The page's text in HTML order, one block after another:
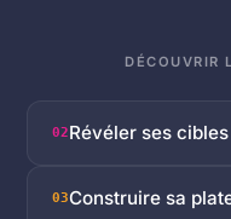
DÉCOUVRIR
02Révéler ses cibles
03Construire sa